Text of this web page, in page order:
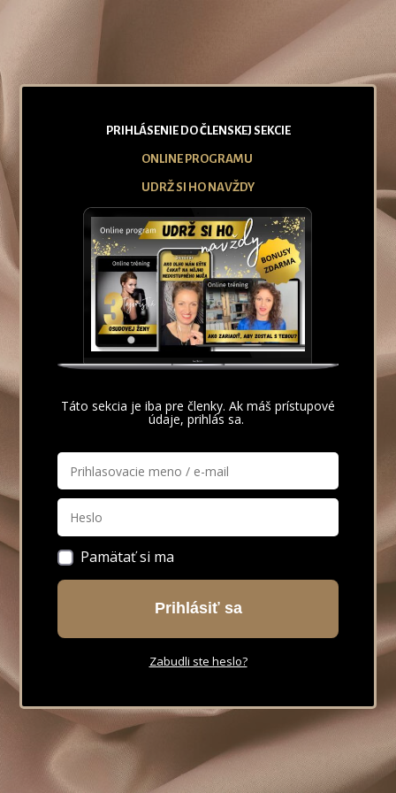
PRIHLÁSENIE DO ČLENSKEJ SEKCIE
ONLINE PROGRAMU
UDRŽ SI HO NAVŽDY
Táto sekcia je iba pre členky. Ak máš prístupové
údaje, prihlás sa.
Pamätať si ma
Prihlásiť sa
Zabudli ste heslo?